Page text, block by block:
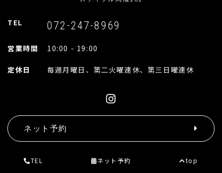
TEL 072-247-8969
営業時間 10:00 - 19:00
定休日 毎週月曜日、第二火曜連休、第三日曜連休
ネット予約
TEL ネット予約 top